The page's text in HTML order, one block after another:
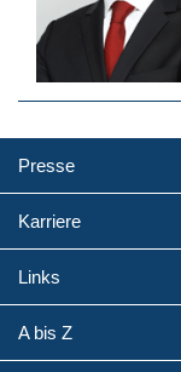
Presse
Karriere
Links
A bis Z